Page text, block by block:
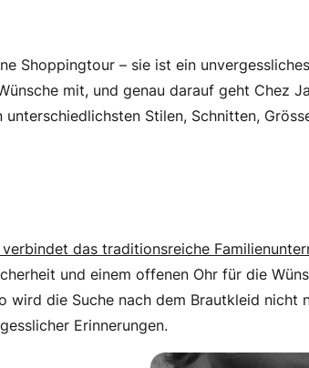
Shoppingtour – sie ist ein
mit, und genau darauf geht Chez
Stilen, Schnitten,
das traditionsreiche
und einem offenen Ohr für die
die Suche nach dem Brautkleid nicht
Erinnerungen.